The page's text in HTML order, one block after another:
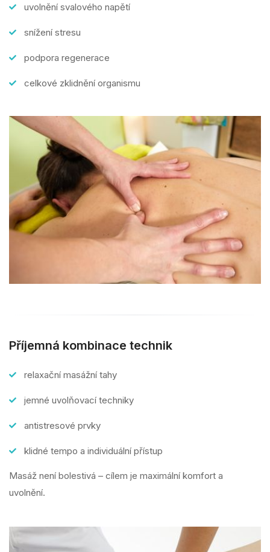
uvolnění svalového napětí
snížení stresu
podpora regenerace
celkové zklidnění organismu
Příjemná kombinace technik
relaxační masážní tahy
jemné uvolňovací techniky
antistresové prvky
klidné tempo a individuální přístup
Masáž není bolestivá – cílem je maximální komfort a
uvolnění.